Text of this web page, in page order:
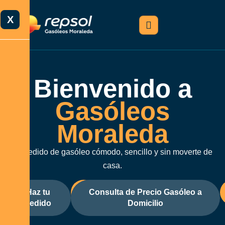
X
Bienvenido a
Gasóleos
Moraleda
Tu pedido de gasóleo cómodo, sencillo y sin moverte de
casa.
Haz tu
pedido
Consulta de Precio Gasóleo a
Domicilio